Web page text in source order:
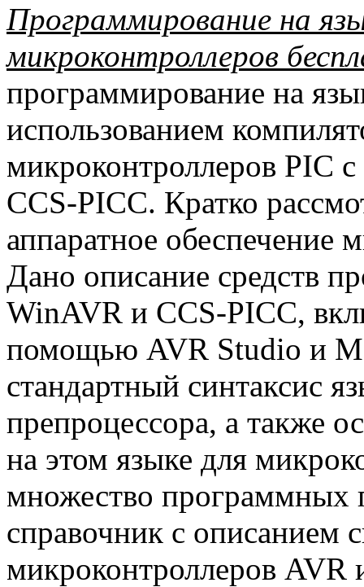
Программирование на
микроконтроллеров
программирование на
использованием
микроконтроллеров PIC
CCS-PICC. Кратко
аппаратное обеспечение
Дано описание средств
WinAVR и CCS-PICC,
помощью AVR Studio и
стандартный синтаксис
препроцессора, а также
на этом языке для
множество программных
справочник с описанием
микроконтроллеров AVR